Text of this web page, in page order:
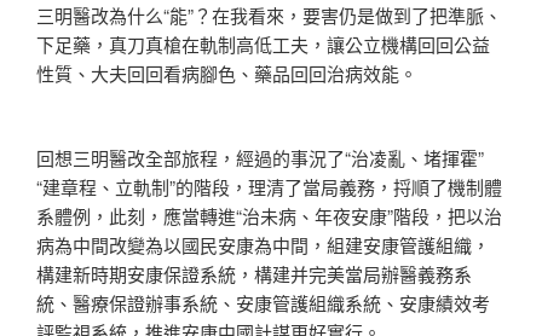
三明醫改為什么“能”？在我看來，要害仍是做到了把準脈、
下足藥，真刀真槍在軌制高低工夫，讓公立機構回回公益
性質、大夫回回看病腳色、藥品回回治病效能。
回想三明醫改全部旅程，經過的事況了“治凌亂、堵揮霍”
“建章程、立軌制”的階段，理清了當局義務，捋順了機制體
系體例，此刻，應當轉進“治未病、年夜安康”階段，把以治
病為中間改變為以國民安康為中間，組建安康管護組織，
構建新時期安康保證系統，構建并完美當局辦醫義務系
統、醫療保證辦事系統、安康管護組織系統、安康績效考